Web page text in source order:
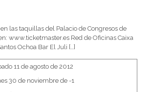
las taquillas del Palacio de Congresos de
www.ticketmaster.es Red de Oficinas Caixa
Ochoa Bar El Juli […]
11 de agosto de 2012
30 de noviembre de -1